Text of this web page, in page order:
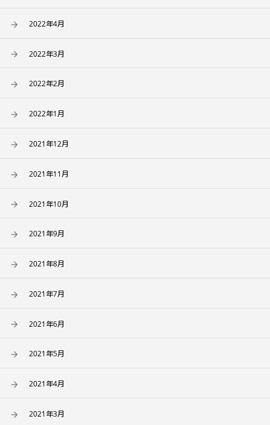
2022年4月
2022年3月
2022年2月
2022年1月
2021年12月
2021年11月
2021年10月
2021年9月
2021年8月
2021年7月
2021年6月
2021年5月
2021年4月
2021年3月